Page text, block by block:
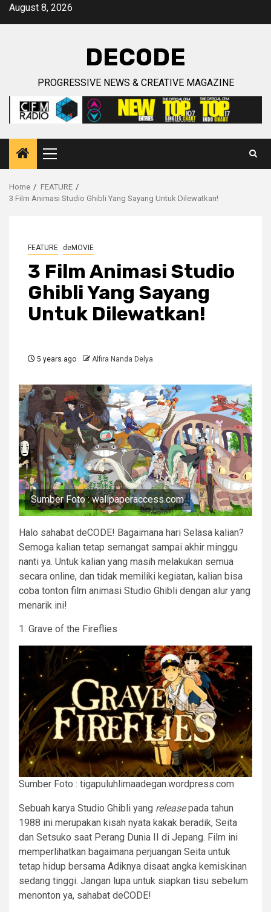
SkipAugust 8, 2026
DECODE
PROGRESSIVE NEWS & CREATIVE MAGAZINE
Primary
Menu
Home
FEATURE
3 Film Animasi Studio Ghibli Yang Sayang Untuk Dilewatkan!
FEATURE deMOVIE
3 Film Animasi Studio
Ghibli Yang Sayang
Untuk Dilewatkan!
5 years ago Alfira Nanda Delya
Sumber Foto : wallpaperaccess.com
Halo sahabat deCODE! Bagaimana hari Selasa kalian?
Semoga kalian tetap semangat sampai akhir minggu
nanti ya. Untuk kalian yang masih melakukan semua
secara online, dan tidak memiliki kegiatan, kalian bisa
coba tonton film animasi Studio Ghibli dengan alur yang
menarik ini!
1. Grave of the Fireflies
Sumber Foto : tigapuluhlimaadegan.wordpress.com
Sebuah karya Studio Ghibli yang releasepada tahun
1988 ini merupakan kisah nyata kakak beradik, Seita
dan Setsuko saat Perang Dunia II di Jepang. Film ini
memperlihatkan bagaimana perjuangan Seita untuk
tetap hidup bersama Adiknya disaat angka kemiskinan
sedang tinggi. Jangan lupa untuk siapkan tisu sebelum
menonton ya, sahabat deCODE!